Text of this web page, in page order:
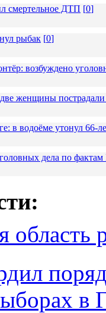
смертельное ДТП [0]
рыбак [0]
возбуждено
женщины пострадали
в водоёме утонул 66-
дела по
в